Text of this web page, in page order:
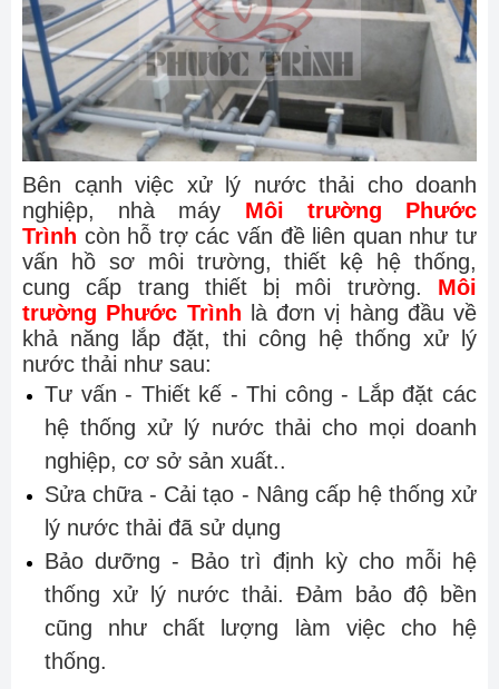
Bên cạnh việc xử lý nước thải cho doanh
nghiệp, nhà máy Môi trường Phước
Trình còn hỗ trợ các vấn đề liên quan như tư
vấn hồ sơ môi trường, thiết kệ hệ thống,
cung cấp trang thiết bị môi trường. Môi
trường Phước Trình là đơn vị hàng đầu về
khả năng lắp đặt, thi công hệ thống xử lý
nước thải như sau:
Tư vấn - Thiết kế - Thi công - Lắp đặt các
hệ thống xử lý nước thải cho mọi doanh
nghiệp, cơ sở sản xuất..
Sửa chữa - Cải tạo - Nâng cấp hệ thống xử
lý nước thải đã sử dụng
Bảo dưỡng - Bảo trì định kỳ cho mỗi hệ
thống xử lý nước thải. Đảm bảo độ bền
cũng như chất lượng làm việc cho hệ
thống.